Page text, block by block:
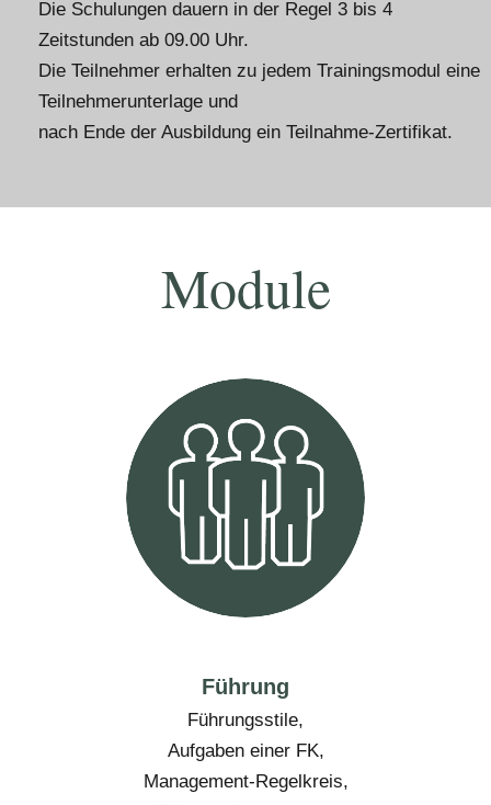
Die Schulungen dauern in der Regel 3 bis 4
Zeitstunden ab 09.00 Uhr.
Die Teilnehmer erhalten zu jedem Trainingsmodul eine
Teilnehmerunterlage und
nach Ende der Ausbildung ein Teilnahme-Zertifikat.
Module
Führung
Führungsstile,
Aufgaben einer FK,
Management-Regelkreis,